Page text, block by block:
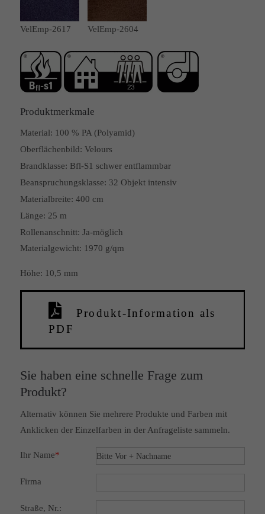
VelEmp-2617 VelEmp-2604
Produktmerkmale
Material: 100 % PA (Polyamid)
Oberflächenbild: Velours
Brandklasse: Bfl-S1 schwer entflammbar
Beanspruchungsklasse: 32 Objekt intensiv
Materialbreite: 400 cm
Länge: 25 m
Rollenanschnitt: Ja-möglich
Materialgewicht: 1970 g/qm
Höhe: 10,5 mm
Produkt-Information als
PDF
Sie haben eine schnelle Frage zum
Produkt?
Alternativ können Sie mehrere Produkte und Farben mit
Anklicken der Einzelfarben in der Anfrageliste sammeln.
Ihr Name*
Firma
Straße, Nr.: